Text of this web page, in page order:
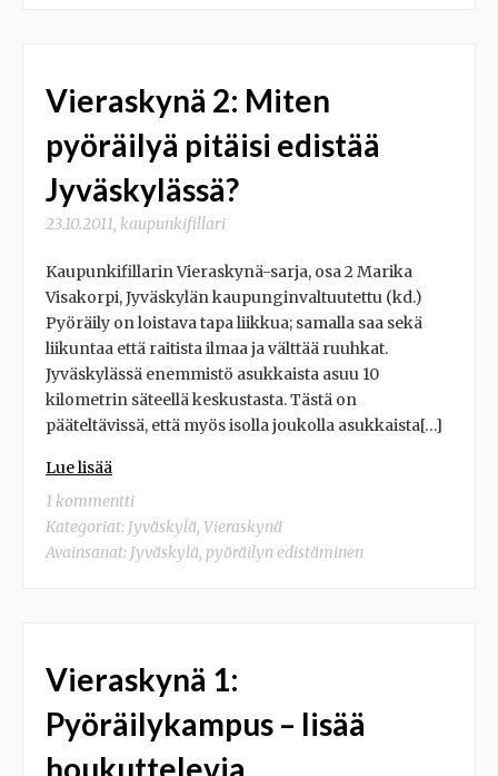
Vieraskynä 2: Miten
pyöräilyä pitäisi edistää
Jyväskylässä?
23.10.2011, kaupunkifillari
Kaupunkifillarin Vieraskynä-sarja, osa 2 Marika
Visakorpi, Jyväskylän kaupunginvaltuutettu (kd.)
Pyöräily on loistava tapa liikkua; samalla saa sekä
liikuntaa että raitista ilmaa ja välttää ruuhkat.
Jyväskylässä enemmistö asukkaista asuu 10
kilometrin säteellä keskustasta. Tästä on
pääteltävissä, että myös isolla joukolla asukkaista[…]
Lue lisää
1 kommentti
Kategoriat: Jyväskylä, Vieraskynä
Avainsanat: Jyväskylä, pyöräilyn edistäminen
Vieraskynä 1:
Pyöräilykampus – lisää
houkuttelevia